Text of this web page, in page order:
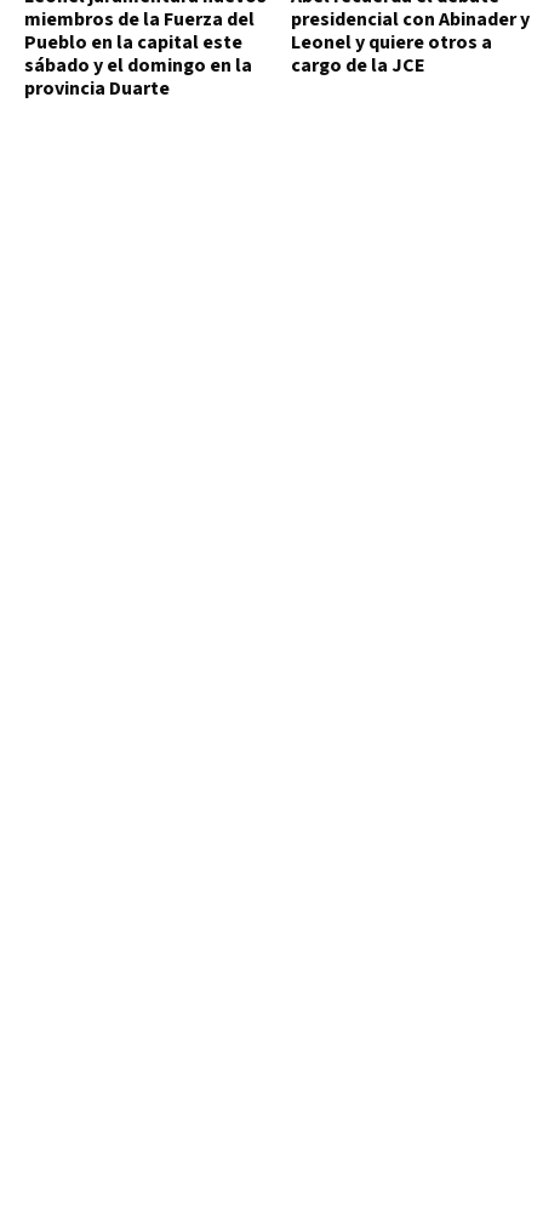
miembros de la Fuerza del
Pueblo en la capital este
sábado y el domingo en la
provincia Duarte
presidencial con Abinader y
Leonel y quiere otros a
cargo de la JCE